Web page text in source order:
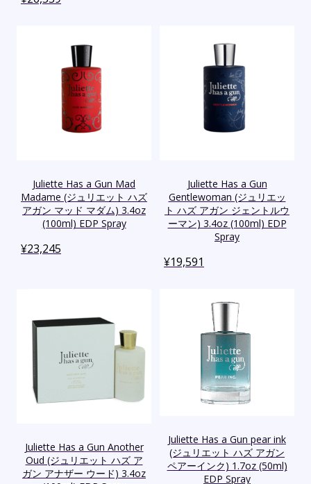
Juliette Has a Gun Mad
Madame (ジュリエット ハズ
アガン マッド マダム) 3.4oz
(100ml) EDP Spray
¥23,245
Juliette Has a Gun
Gentlewoman (ジュリエッ
ト ハズ アガン ジェントルウ
ーマン) 3.4oz (100ml) EDP
Spray
¥19,591
Juliette Has a Gun Another
Oud (ジュリエット ハズ ア
ガン アナザー ウード) 3.4oz
Juliette Has a Gun pear ink
(ジュリエット ハズ アガン
ペアーインク) 1.7oz (50ml)
EDP Spray